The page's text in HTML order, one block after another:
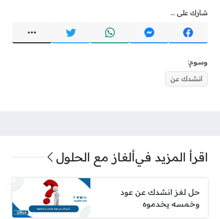
شارك على ...
وسوم:
انشدك عن
اقرأ المزيد فيألغاز مع الحلول
حل لغز انشدك عن عود
وخمسه يخدموه